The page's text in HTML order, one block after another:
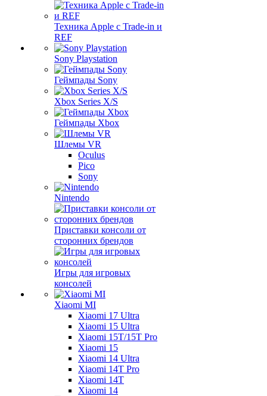
Техника Apple с Trade-in и
REF
Sony Playstation
Геймпады Sony
Xbox Series X/S
Геймпады Xbox
Шлемы VR
Oculus
Pico
Sony
Nintendo
Приставки консоли от
сторонних брендов
Игры для игровых
консолей
Xiaomi MI
Xiaomi 17 Ultra
Xiaomi 15 Ultra
Xiaomi 15T/15T Pro
Xiaomi 15
Xiaomi 14 Ultra
Xiaomi 14T Pro
Xiaomi 14T
Xiaomi 14